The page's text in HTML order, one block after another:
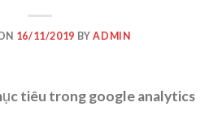
16/11/2019 BYADMIN
tiêu trong google analytics